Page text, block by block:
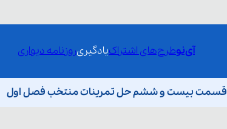
آی‌نوطرح‌های اشتراکیادگیریروزنامه دیواری
قسمت بیست و ششم حل تمرینات منتخب فصل اول